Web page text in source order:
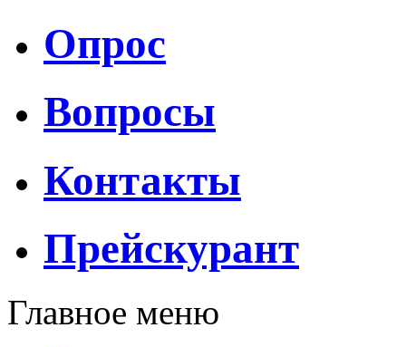
Опрос
Вопросы
Контакты
Прейскурант
Главное меню